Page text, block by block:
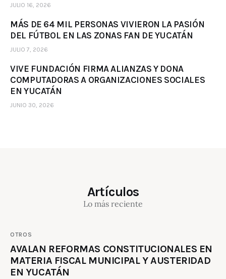
JULIO 16, 2026
MÁS DE 64 MIL PERSONAS VIVIERON LA PASIÓN
DEL FÚTBOL EN LAS ZONAS FAN DE YUCATÁN
JULIO 7, 2026
VIVE FUNDACIÓN FIRMA ALIANZAS Y DONA
COMPUTADORAS A ORGANIZACIONES SOCIALES
EN YUCATÁN
JUNIO 30, 2026
Artículos
Lo más reciente
OTROS
AVALAN REFORMAS CONSTITUCIONALES EN
MATERIA FISCAL MUNICIPAL Y AUSTERIDAD
EN YUCATÁN